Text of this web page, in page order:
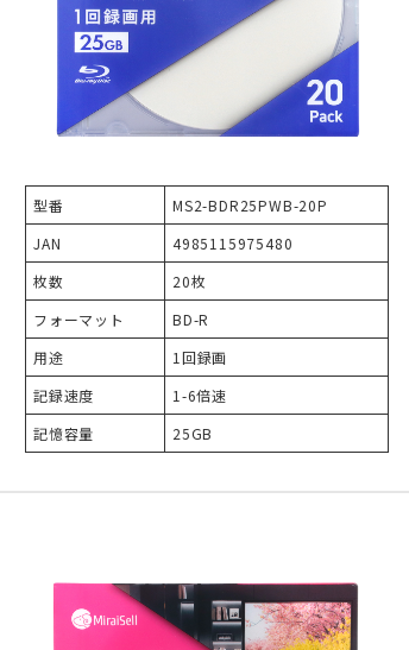
型番
MS2-BDR25PWB-20P
JAN
4985115975480
枚数
20枚
フォーマット
BD-R
用途
1回録画
記録速度
1-6倍速
記憶容量
25GB